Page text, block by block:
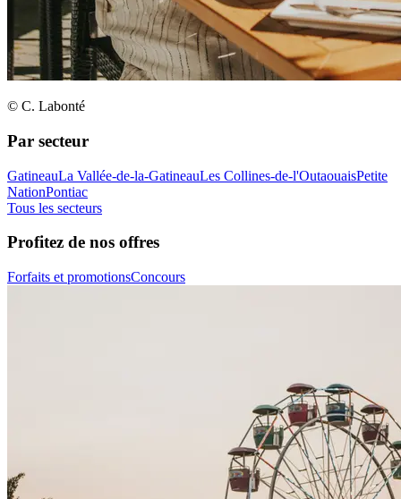
© C. Labonté
Par secteur
GatineauLa Vallée-de-la-GatineauLes Collines-de-l'OutaouaisPetite
NationPontiac
Tous les secteurs
Profitez de nos offres
Forfaits et promotionsConcours